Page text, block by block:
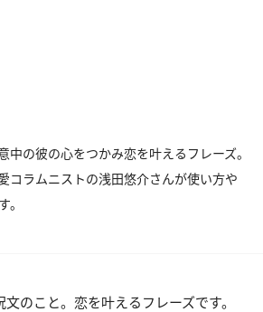
中の彼の心をつかみ恋を叶えるフレーズ。
コラムニストの浅田悠介さんが使い方や
のこと。恋を叶えるフレーズです。